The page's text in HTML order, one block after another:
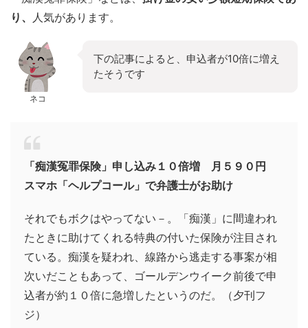
り、 人気があります。
ネコ
下の記事によると、申込者が10倍に増え
たそうです
「痴漢冤罪保険」申し込み１０倍増 月５９０円
スマホ「ヘルプコール」で弁護士がお助け
それでもボクはやってない－。「痴漢」に間違われ
たときに助けてくれる特典の付いた保険が注目され
ている。痴漢を疑われ、線路から逃走する事案が相
次いだこともあって、ゴールデンウイーク前後で申
込者が約１０倍に急増したというのだ。（夕刊フ
ジ）